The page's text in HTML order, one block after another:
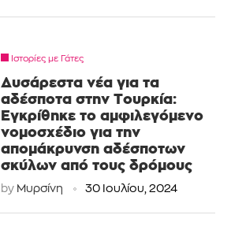
Ιστορίες με Γάτες
Δυσάρεστα νέα για τα
αδέσποτα στην Τουρκία:
Εγκρίθηκε το αμφιλεγόμενο
νομοσχέδιο για την
απομάκρυνση αδέσποτων
σκύλων από τους δρόμους
by Μυρσίνη 30 Ιουλίου, 2024